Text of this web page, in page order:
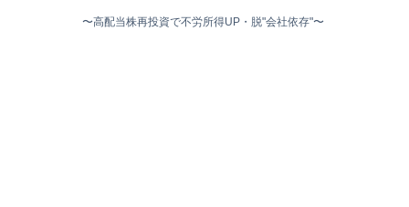
〜高配当株再投資で不労所得UP・脱"会社依存"〜 ​